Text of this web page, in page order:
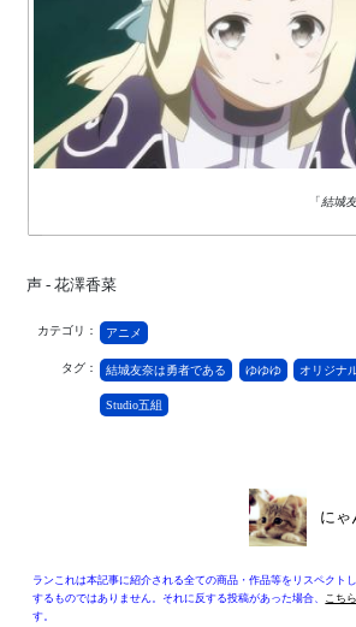
「結城
声 - 花澤香菜
カテゴリ： アニメ
タグ： 結城友奈は勇者である ゆゆゆ オリジナ
Studio五組
にゃ
ランこれは本記事に紹介される全ての商品・作品等をリスペクト
するものではありません。それに反する投稿があった場合、
こち
す。